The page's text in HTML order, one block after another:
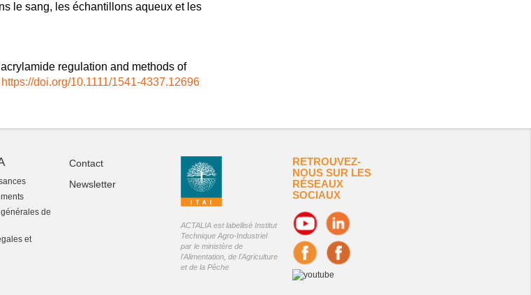
le sang, les échantillons aqueux et les
regulation and methods of
https://doi.org/10.1111/1541-4337.12696
de
et
Contact
Newsletter
ACTALIA est labellisé Institut
Technique Agro-Industriel
par le ministère de
l'Alimentation, de l'Agriculture
et de la Pêche
RETROUVEZ-
NOUS SUR LES
RÉSEAUX
SOCIAUX